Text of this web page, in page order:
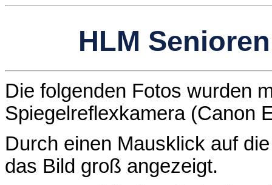
HLM
Die folgenden Fotos wurden
Spiegelreflexkamera (Canon
Durch einen Mausklick auf
das Bild groß angezeigt.